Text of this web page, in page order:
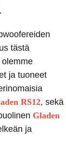
tästä
ja tuoneet
RS12, sekä
Gladen
ja